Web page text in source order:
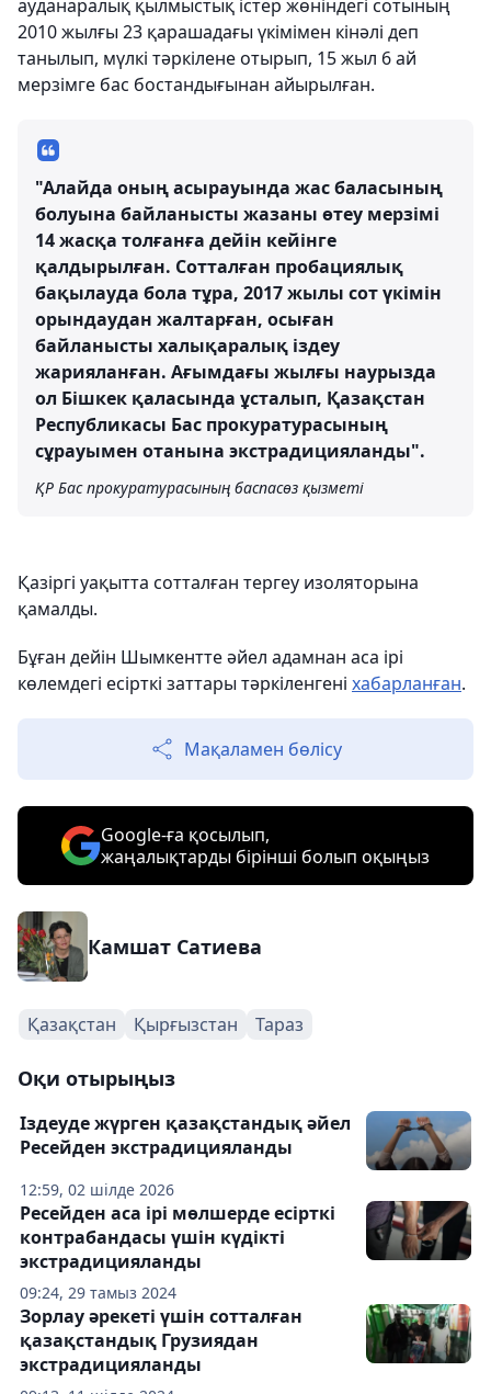
ауданаралық қылмыстық істер жөніндегі сотының
2010 жылғы 23 қарашадағы үкімімен кінәлі деп
танылып, мүлкі тәркілене отырып, 15 жыл 6 ай
мерзімге бас бостандығынан айырылған.
"Алайда оның асырауында жас баласының
болуына байланысты жазаны өтеу мерзімі
14 жасқа толғанға дейін кейінге
қалдырылған. Сотталған пробациялық
бақылауда бола тұра, 2017 жылы сот үкімін
орындаудан жалтарған, осыған
байланысты халықаралық іздеу
жарияланған. Ағымдағы жылғы наурызда
ол Бішкек қаласында ұсталып, Қазақстан
Республикасы Бас прокуратурасының
сұрауымен отанына экстрадицияланды".
ҚР Бас прокуратурасының баспасөз қызметі
Қазіргі уақытта сотталған тергеу изоляторына
қамалды.
Бұған дейін Шымкентте әйел адамнан аса ірі
көлемдегі есірткі заттары тәркіленгені хабарланған.
Мақаламен бөлісу
Google-ға қосылып,
жаңалықтарды бірінші болып оқыңыз
Камшат Сатиева
Қазақстан Қырғызстан Тараз
Оқи отырыңыз
12:59, 02 шілде 2026
Іздеуде жүрген қазақстандық әйел
Ресейден экстрадицияланды
09:24, 29 тамыз 2024
Ресейден аса ірі мөлшерде есірткі
контрабандасы үшін күдікті
экстрадицияланды
Зорлау әрекеті үшін сотталған
қазақстандық Грузиядан
экстрадицияланды